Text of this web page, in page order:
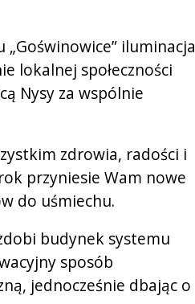
„Goświnowice” iluminacja
lokalnej społeczności
Nysy za wspólnie
zdrowia, radości i
przyniesie Wam nowe
do uśmiechu.
budynek systemu
sposób
jednocześnie dbając o